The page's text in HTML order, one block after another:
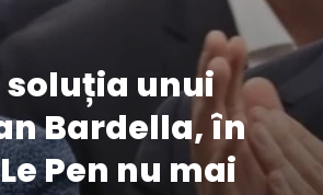
soluția unui
Bardella, în
Pen nu mai